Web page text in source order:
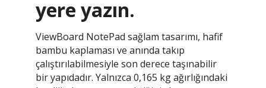
yere yazın.
ViewBoard NotePad sağlam tasarımı, hafif
bambu kaplaması ve anında takıp
çalıştırılabilmesiyle son derece taşınabilir
bir yapıdadır. Yalnızca 0,165 kg ağırlığındaki